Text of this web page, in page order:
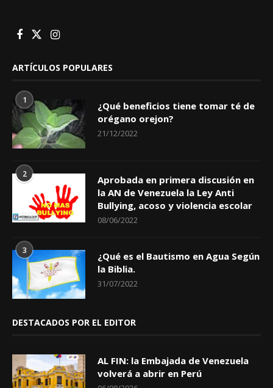
ARTÍCULOS POPULARES
1
¿Qué beneficios tiene tomar té de
orégano orejon?
21/12/2022
2
Aprobada en primera discusión en
la AN de Venezuela la Ley Anti
Bullying, acoso y violencia escolar
08/06/2022
3
¿Qué es el Bautismo en Agua Según
la Biblia.
31/07/2022
DESTACADOS POR EL EDITOR
AL FIN: la Embajada de Venezuela
volverá a abrir en Perú